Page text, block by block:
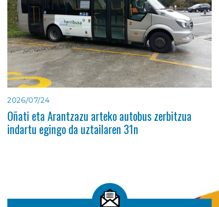
2026/07/24
Oñati eta Arantzazu arteko autobus zerbitzua
indartu egingo da uztailaren 31n